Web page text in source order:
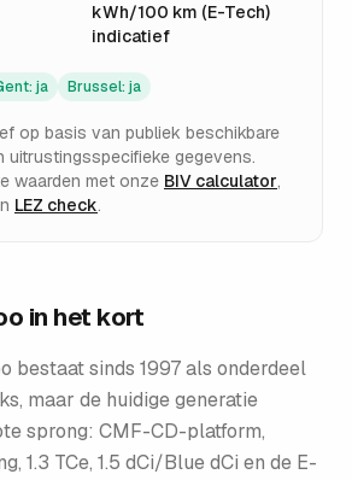
kWh/100 km (E-Tech)
indicatief
: ja Brussel: ja
op basis van publiek beschikbare
uitrustingsspecifieke gegevens.
waarden met onze BIV calculator,
LEZ check.
in het kort
bestaat sinds 1997 als onderdeel
maar de huidige generatie
sprong: CMF-CD-platform,
1.3 TCe, 1.5 dCi/Blue dCi en de E-